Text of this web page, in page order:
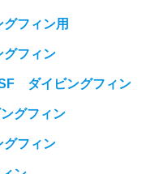
フィン用
フィン
ダイビングフィン
グフィン
フィン